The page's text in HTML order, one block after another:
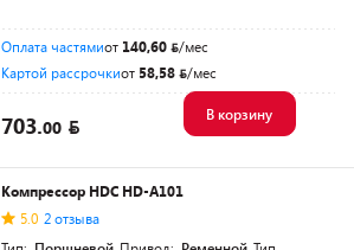
Оплата частямиот 140,60
/мес
Картой рассрочкиот 58,58 /мес
703.00
В корзину
Компрессор HDC HD-A101
5.0 2 отзыва